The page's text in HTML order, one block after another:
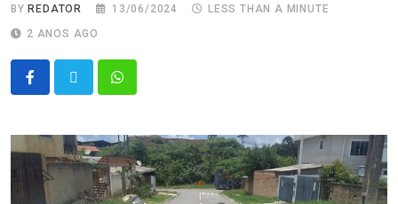
BY REDATOR 13/06/2024
LESS THAN A MINUTE
2 ANOS AGO